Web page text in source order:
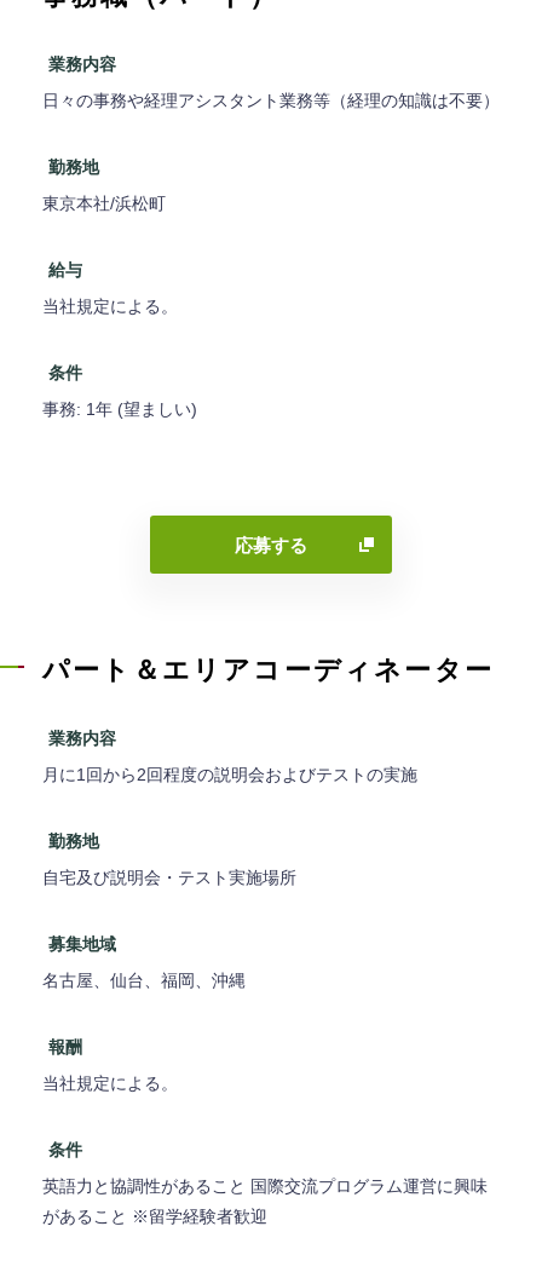
業務内容
日々の事務や経理アシスタント業務等（経理の知識は不要）
勤務地
東京本社/浜松町
給与
当社規定による。
条件
事務: 1年 (望ましい)
応募する
パート＆エリアコーディネーター
業務内容
月に1回から2回程度の説明会およびテストの実施
勤務地
自宅及び説明会・テスト実施場所
募集地域
名古屋、仙台、福岡、沖縄
報酬
当社規定による。
条件
英語力と協調性があること 国際交流プログラム運営に興味
があること ※留学経験者歓迎